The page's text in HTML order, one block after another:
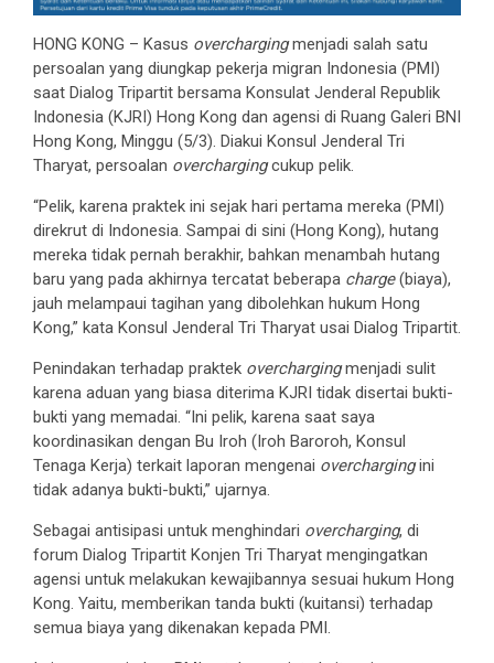
HONG KONG – Kasus overchargingmenjadi salah satu
persoalan yang diungkap pekerja migran Indonesia (PMI)
saat Dialog Tripartit bersama Konsulat Jenderal Republik
Indonesia (KJRI) Hong Kong dan agensi di Ruang Galeri BNI
Hong Kong, Minggu (5/3). Diakui Konsul Jenderal Tri
Tharyat, persoalan overchargingcukup pelik.
“Pelik, karena praktek ini sejak hari pertama mereka (PMI)
direkrut di Indonesia. Sampai di sini (Hong Kong), hutang
mereka tidak pernah berakhir, bahkan menambah hutang
baru yang pada akhirnya tercatat beberapa charge(biaya),
jauh melampaui tagihan yang dibolehkan hukum Hong
Kong,” kata Konsul Jenderal Tri Tharyat usai Dialog Tripartit.
Penindakan terhadap praktek overchargingmenjadi sulit
karena aduan yang biasa diterima KJRI tidak disertai bukti-
bukti yang memadai. “Ini pelik, karena saat saya
koordinasikan dengan Bu Iroh (Iroh Baroroh, Konsul
Tenaga Kerja) terkait laporan mengenai overchargingini
tidak adanya bukti-bukti,” ujarnya.
Sebagai antisipasi untuk menghindari overcharging, di
forum Dialog Tripartit Konjen Tri Tharyat mengingatkan
agensi untuk melakukan kewajibannya sesuai hukum Hong
Kong. Yaitu, memberikan tanda bukti (kuitansi) terhadap
semua biaya yang dikenakan kepada PMI.